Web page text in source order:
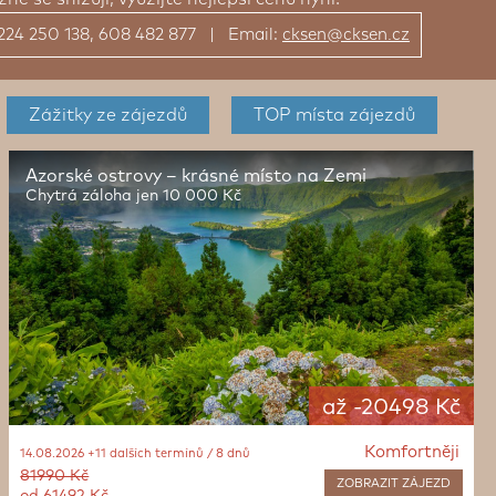
224 250 138, 608 482 877 | Email: cksen@cksen.cz
Zážitkyze zájezdů TOP místa zájezdů
až -20498 Kč
Azorské ostrovy – krásné místo na Zemi
Chytrá záloha jen 10 000 Kč
Komfortněji
ZOBRAZIT ZÁJEZD
14.08.2026 +11 dalších termínů / 8 dnů
81990 Kč